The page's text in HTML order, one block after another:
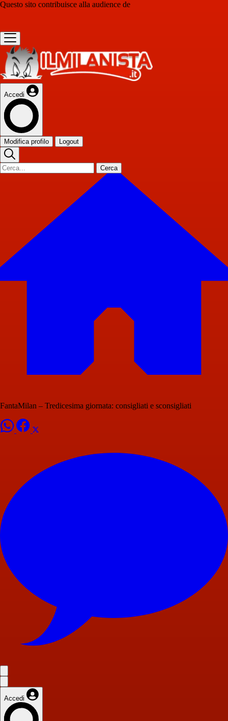
Questo sito contribuisce alla audience de
Accedi
Modifica profilo Logout
Cerca
FantaMilan – Tredicesima giornata: consigliati e sconsigliati
Accedi